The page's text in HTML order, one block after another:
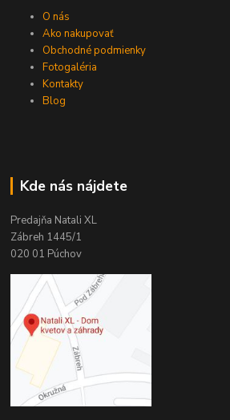
O nás
Ako nakupovať
Obchodné podmienky
Fotogaléria
Kontakty
Blog
Kde nás nájdete
Predajňa Natali XL
Zábreh 1445/1
020 01 Púchov